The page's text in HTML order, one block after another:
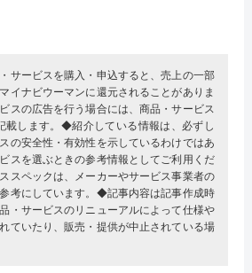
サービスを購入・申込すると、売上の一部
イナビウーマンに還元されることがありま
スの広告を行う場合には、商品・サービス
載します。◆紹介している情報は、必ずし
の安全性・有効性を示しているわけではあ
スを選ぶときの参考情報としてご利用くだ
スペックは、メーカーやサービス事業者の
考にしています。◆記事内容は記事作成時
・サービスのリニューアルによって仕様や
ていたり、販売・提供が中止されている場